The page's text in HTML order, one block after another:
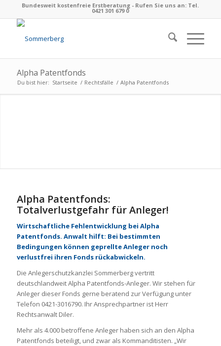
Bundesweit kostenfreie Erstberatung - Rufen Sie uns an: Tel.
0421 301 679 0
Alpha Patentfonds
Du bist hier: Startseite / Rechtsfälle / Alpha Patentfonds
Alpha Patentfonds:
Totalverlustgefahr für Anleger!
Wirtschaftliche Fehlentwicklung bei Alpha
Patentfonds. Anwalt hilft: Bei bestimmten
Bedingungen können geprellte Anleger noch
verlustfrei ihren Fonds rückabwickeln.
Die Anlegerschutzkanzlei Sommerberg vertritt
deutschlandweit Alpha Patentfonds-Anleger. Wir stehen für
Anleger dieser Fonds gerne beratend zur Verfügung unter
Telefon 0421-3016790. Ihr Ansprechpartner ist Herr
Rechtsanwalt Diler.
Mehr als 4.000 betroffene Anleger haben sich an den Alpha
Patentfonds beteiligt, und zwar als Kommanditisten. „Wir